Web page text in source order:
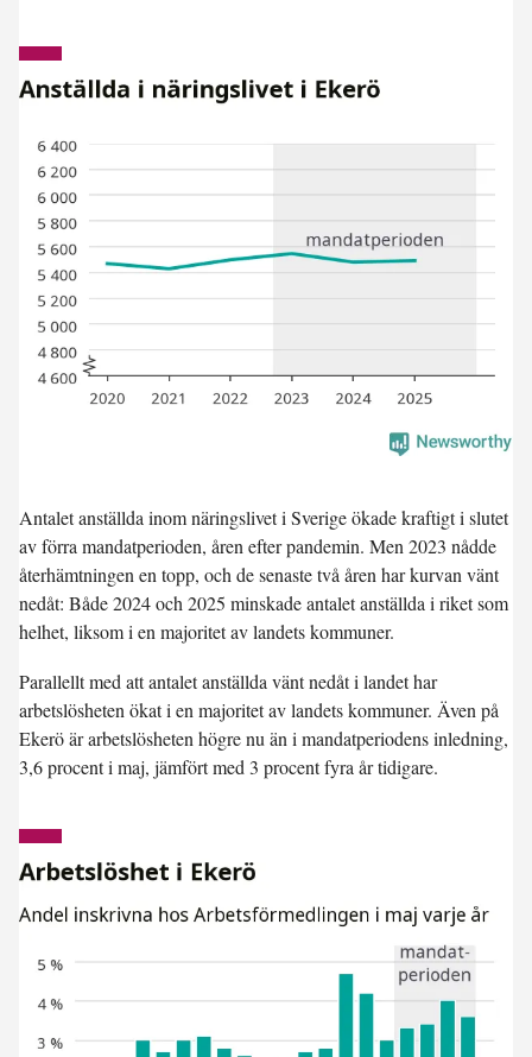
Antalet anställda inom näringslivet i Sverige ökade kraftigt i slutet
av förra mandatperioden, åren efter pandemin. Men 2023 nådde
återhämtningen en topp, och de senaste två åren har kurvan vänt
nedåt: Både 2024 och 2025 minskade antalet anställda i riket som
helhet, liksom i en majoritet av landets kommuner.
Parallellt med att antalet anställda vänt nedåt i landet har
arbetslösheten ökat i en majoritet av landets kommuner. Även på
Ekerö är arbetslösheten högre nu än i mandatperiodens inledning,
3,6 procent i maj, jämfört med 3 procent fyra år tidigare.